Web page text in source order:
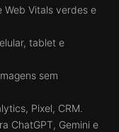
Web Vitals verdes e
tablet e
sem
Pixel, CRM.
ChatGPT, Gemini e